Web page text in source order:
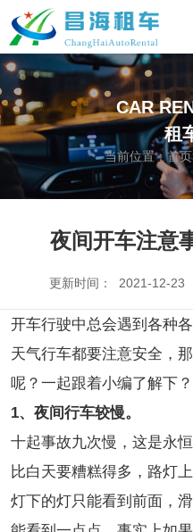
CAR
租
当前位置：首页
夜间开车注意
更新时间： 2021-12-
开车行驶中总会遇到各种
天气行车都要注意安全，
呢？一起跟着小编了解下？
1、夜间行车较慢。
十起事故九次慢，这是永
比白天要糟糕得多，路灯
灯下的灯只能看到前面，